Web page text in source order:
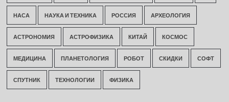
НАСА НАУКА И ТЕХНИКА РОССИЯ АРХЕОЛОГИЯ
АСТРОНОМИЯ АСТРОФИЗИКА КИТАЙ КОСМОС
МЕДИЦИНА ПЛАНЕТОЛОГИЯ РОБОТ СКИДКИ СОФТ
СПУТНИК ТЕХНОЛОГИИ ФИЗИКА